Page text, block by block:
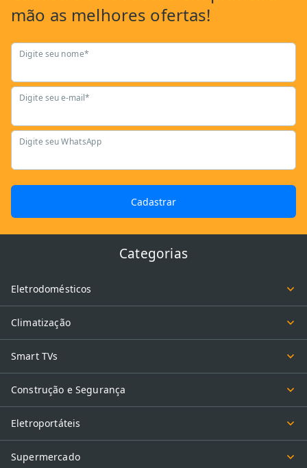
mão as melhores ofertas!
Digite seu nome*
Digite seu e-mail*
Digite seu WhatsApp
Cadastrar
Categorias
Eletrodomésticos
Climatização
Smart TVs
Construção e Segurança
Eletroportáteis
Supermercado